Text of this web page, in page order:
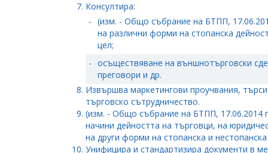
Консултира:
- (изм. - Общо събрание на БТПП,
на различни форми на стопанска
цел;
- осъществяване на външнотърговски
преговори и др.
Извършва маркетингови проучвания,
търговско сътрудничество.
(изм. - Общо събрание на БТПП, 17.06.2014
начини дейността на търговци, на
на други форми на стопанска и
Унифицира и стандартизира документи в